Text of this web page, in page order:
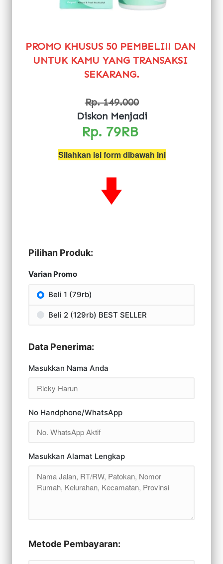
PROMO KHUSUS 50 PEMBELI!! DAN
UNTUK KAMU YANG TRANSAKSI
SEKARANG.
Rp. 149.000
Diskon Menjadi
Rp. 79RB
Silahkan isi form dibawah ini
Pilihan Produk:
Varian Promo
Beli 1 (79rb)
Beli 2 (129rb) BEST SELLER
Data Penerima:
Masukkan Nama Anda
No Handphone/WhatsApp
Masukkan Alamat Lengkap
Metode Pembayaran: